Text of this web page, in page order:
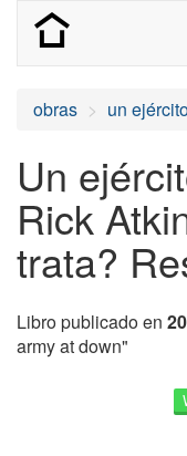
obras un
Un
Rick
trata?
Libro publicado en
army at down"